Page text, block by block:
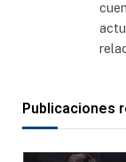
Publicaciones